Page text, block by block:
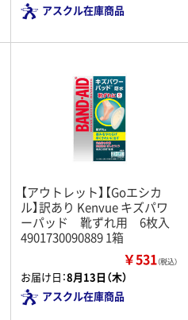
アスクル在庫商品
【アウトレット】【Goエシカ
ル】訳あり Kenvue キズパワ
ーパッド 靴ずれ用 6枚入
4901730090889 1箱
￥531（税込）
お届け日：8月13日（木）
アスクル在庫商品